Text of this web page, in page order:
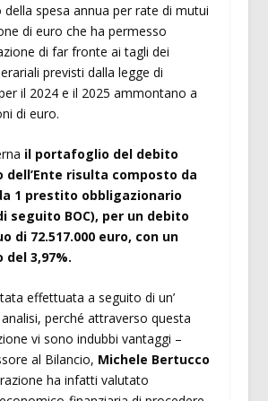
spesa annua per rate di mutui
di euro che ha permesso
di far fronte ai tagli dei
previsti dalla legge di
il 2024 e il 2025 ammontano a
di euro.
il portafoglio del debito
dell’Ente risulta composto da
1 prestito obbligazionario
seguito BOC), per un debito
di 72.517.000 euro, con un
3,97%.
effettuata a seguito di un’
perché attraverso questa
vi sono indubbi vantaggi –
al Bilancio, Michele Bertucco
ha infatti valutato